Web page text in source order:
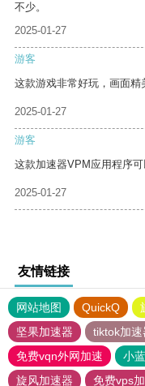
不少。
2025-01-27
游客
这款游戏非常好玩，画面精
2025-01-27
游客
这款加速器VPM应用程序
2025-01-27
友情链接
网站地图 QuickQ
坚果加速器
tiktok加速
免费vqn外网加速
小
旋风加速器
免费vps